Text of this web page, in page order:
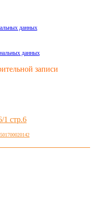
данных
данных
записи
1 стр.6